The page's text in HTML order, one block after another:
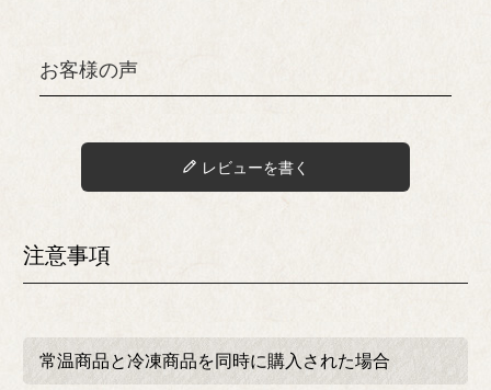
close
レビューを書く
注意事項
常温商品と冷凍商品を同時に購入された場合